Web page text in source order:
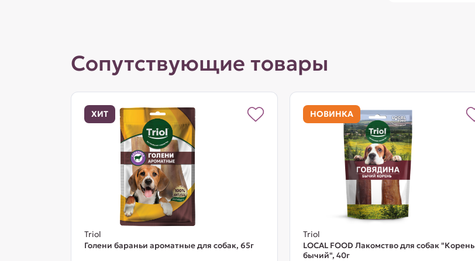
Сопутствующие товары
ХИТ
Triol
Голени бараньи ароматные для собак, 65г
НОВИНКА
Triol
LOCAL FOOD Лакомство для собак "Корень
бычий", 40г